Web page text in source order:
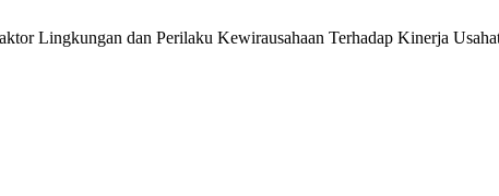
Lingkungan dan Perilaku Kewirausahaan Terhadap Kinerja